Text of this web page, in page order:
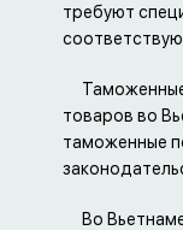
требуют
товаров во
таможенные
Во